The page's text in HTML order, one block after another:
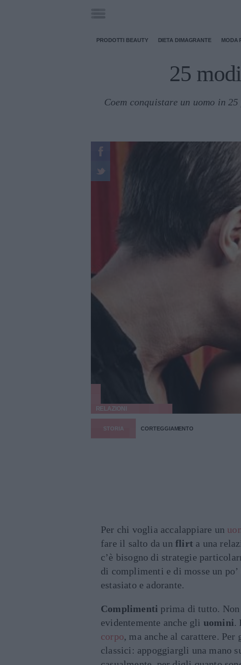
PRODOTTI BEAUTY DIETA DIMAGRANTE MODA
25
Coem conquistare un uomo in
RELAZIONI
STORIA CORTEGGIAMENTO
Per chi voglia accalappiare un
fare il salto da un flirt a una
c’è bisogno di strategie
di complimenti e di mosse un
estasiato e adorante.
Complimenti prima di tutto. Non
evidentemente anche gli uomini.
corpo, ma anche al carattere.
classici: appoggiargli una mano